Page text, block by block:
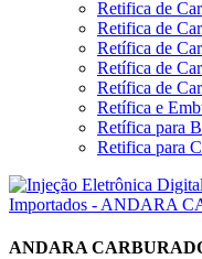
Retifica de
Retifica de
Retífica de
Retífica de
Retífica de
Retífica e
Retífica para
Retifica para
ANDARA